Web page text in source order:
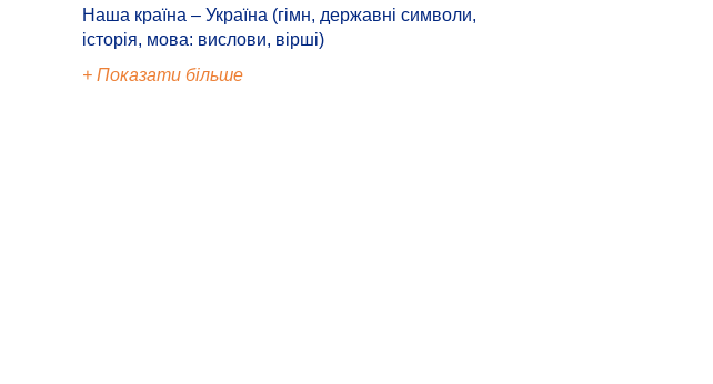
Наша країна – Україна (гімн, державні символи,
історія, мова: вислови, вірші)
+ Показати більше